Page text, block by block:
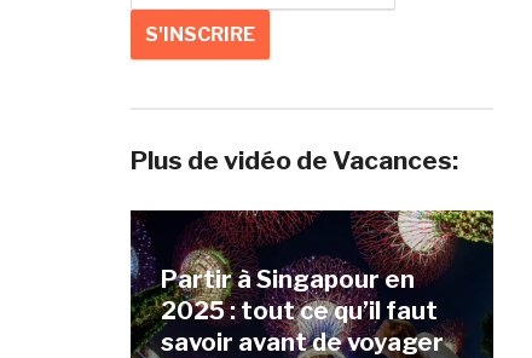
Plus de vidéo de Vacances:
Partir à Singapour en
2025 : tout ce qu’il faut
savoir avant de voyager